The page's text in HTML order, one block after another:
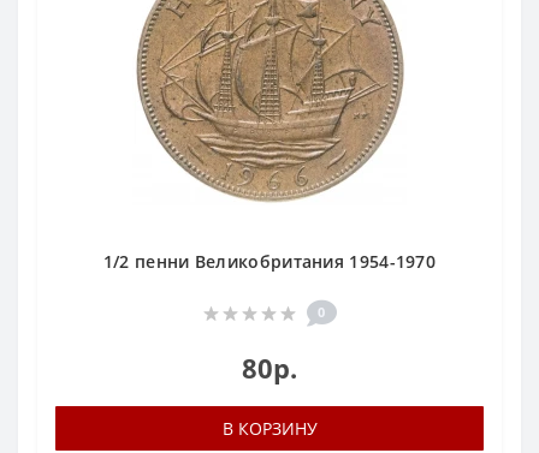
1/2 пенни Великобритания 1954-1970
0
80р.
В КОРЗИНУ